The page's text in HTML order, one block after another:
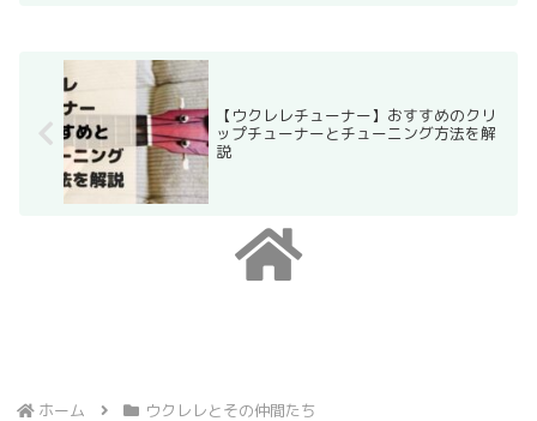
【ウクレレチューナー】おすすめのクリ
ップチューナーとチューニング方法を解
説
ホーム ウクレレとその仲間たち